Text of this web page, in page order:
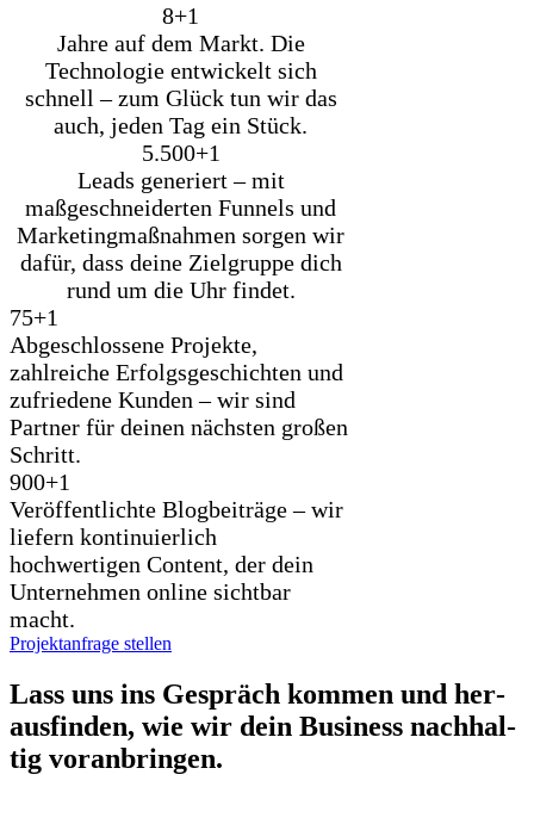
8+1
Jahre auf dem Markt. Die
Technologie entwickelt sich
schnell – zum Glück tun wir das
auch, jeden Tag ein Stück.
5.500+1
Leads generiert – mit
maßgeschneiderten Funnels und
Marketingmaßnahmen sorgen wir
dafür, dass deine Zielgruppe dich
rund um die Uhr findet.
75+1
Abgeschlossene Projekte,
zahlreiche Erfolgsgeschichten und
zufriedene Kunden – wir sind
Partner für deinen nächsten großen
Schritt.
900+1
Veröffentlichte Blogbeiträge – wir
liefern kontinuierlich
hochwertigen Content, der dein
Unternehmen online sichtbar
macht.
Projektanfrage stellen
Lass uns ins Gespräch kom­men und her­
aus­fin­den, wie wir dein Busi­ness nach­hal­
tig vor­an­brin­gen.